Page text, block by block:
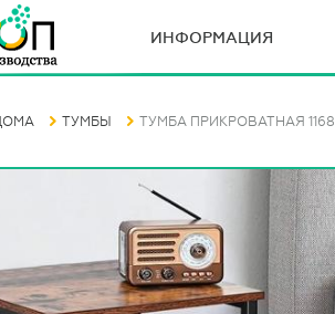
ИНФОРМАЦИЯ
ТУМБЫ ТУМБА ПРИКРОВАТНАЯ 1168